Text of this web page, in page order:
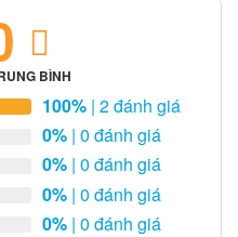
BÌNH
100% | 2 đánh giá
0% | 0 đánh giá
0% | 0 đánh giá
0% | 0 đánh giá
0% | 0 đánh giá